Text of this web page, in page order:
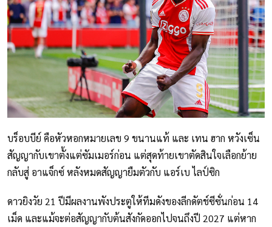
บร็อบบีย์ คือหัวหอกหมายเลข 9 ขนานแท้ และ เทน ฮาก หวังเซ็น
สัญญากับเขาตั้งแต่ซัมเมอร์ก่อน แต่สุดท้ายเขาตัดสินใจเลือกย้าย
กลับสู่ อาแจ็กซ์ หลังหมดสัญญายืมตัวกับ แอร์เบ ไลป์ซิก
ดาวยิงวัย 21 ปีมีผลงานพังประตูให้ทีมดังของลีกดัตช์ซีซั่นก่อน 14
เม็ด และแม้จะต่อสัญญากับต้นสังกัดออกไปจนถึงปี 2027 แต่หาก